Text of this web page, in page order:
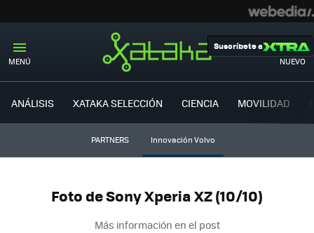
MENÚ NUEVO
Suscríbete a
ANÁLISIS XATAKA SELECCIÓN CIENCIA MOVILIDAD
PARTNERS Innovación Volvo
Foto de Sony Xperia XZ (10/10)
Más información en el post